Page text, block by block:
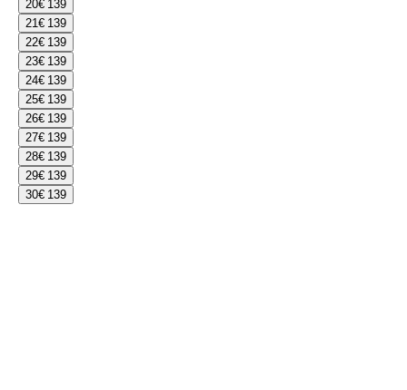
20€ 139
21€ 139
22€ 139
23€ 139
24€ 139
25€ 139
26€ 139
27€ 139
28€ 139
29€ 139
30€ 139